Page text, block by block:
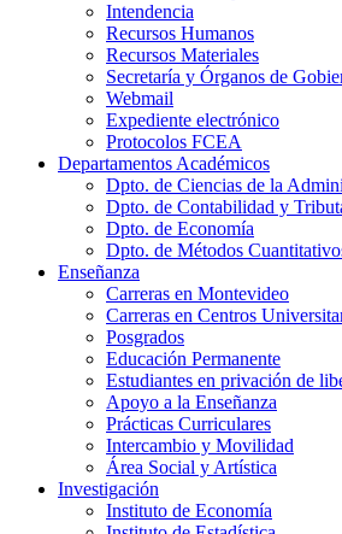
Intendencia
Recursos Humanos
Recursos Materiales
Secretaría y Órganos de
Webmail
Expediente electrónico
Protocolos FCEA
Departamentos Académicos
Dpto. de Ciencias de la
Dpto. de Contabilidad y
Dpto. de Economía
Dpto. de Métodos
Enseñanza
Carreras en Montevideo
Carreras en Centros
Posgrados
Educación Permanente
Estudiantes en privación de
Apoyo a la Enseñanza
Prácticas Curriculares
Intercambio y Movilidad
Área Social y Artística
Investigación
Instituto de Economía